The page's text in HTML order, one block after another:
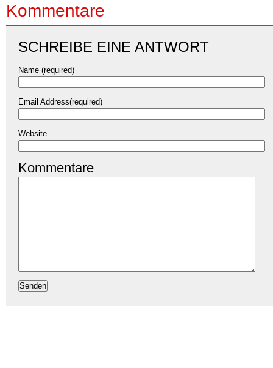
Kommentare
SCHREIBE EINE ANTWORT
Name (required)
Email Address(required)
Website
Kommentare